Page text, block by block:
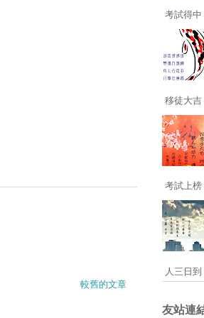
較舊的文章
考試得
移徒大
考試上
人三日
友站連